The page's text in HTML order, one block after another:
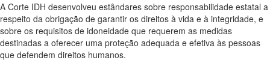
A Corte IDH desenvolveu estândares sobre responsabilidade estatal a
respeito da obrigação de garantir os direitos à vida e à integridade, e
sobre os requisitos de idoneidade que requerem as medidas
destinadas a oferecer uma proteção adequada e efetiva às pessoas
que defendem direitos humanos.